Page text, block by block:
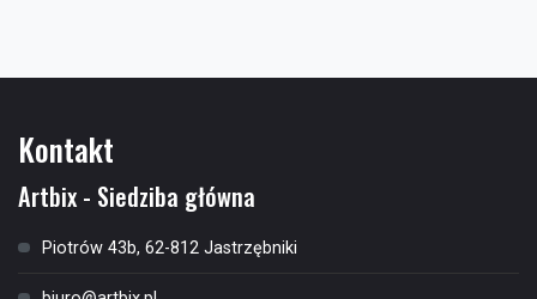
Kontakt
Artbix - Siedziba główna
Piotrów 43b, 62-812 Jastrzębniki